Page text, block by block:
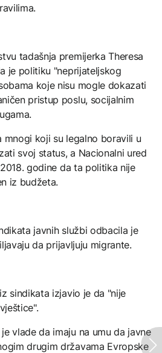
tadašnja premijerka Theresa
je politiku "neprijateljskog
koje nisu mogle dokazati
pristup poslu, socijalnim
mnogi koji su legalno boravili u
svoj status, a Nacionalni ured
godine da ta politika nije
iz budžeta.
javnih službi odbacila je
da prijavljuju migrante.
sindikata izjavio je da "nije
vlade da imaju na umu da javne
drugim državama Evropske